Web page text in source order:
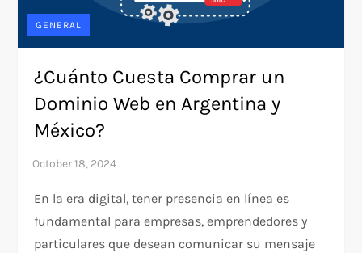
GENERAL
¿Cuánto Cuesta Comprar un
Dominio Web en Argentina y
México?
En la era digital, tener presencia en línea es
fundamental para empresas, emprendedores y
particulares que desean comunicar su mensaje